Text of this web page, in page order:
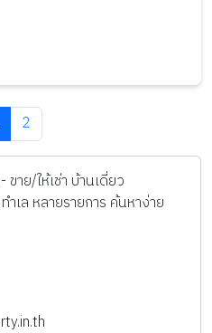
2
าย/ให้เช่า บ้านเดี่ยว
เล หลายรายการ ค้นหาง่าย